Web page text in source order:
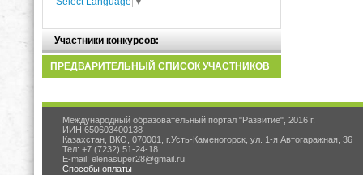
Участники конкурсов:
ПРЕДВАРИТЕЛЬНЫЙ СПИСОК УЧАСТНИКОВ
Международный образовательный портал "Развитие", 2016 г.
ИИН 650603400138
Казахстан, ВКО, 070001, г.Усть-Каменогорск, ул. 1-я Автогаражная, 36
Тел: +7 (7232) 51-24-18
E-mail: elenasuper28@gmail.ru
Способы оплаты